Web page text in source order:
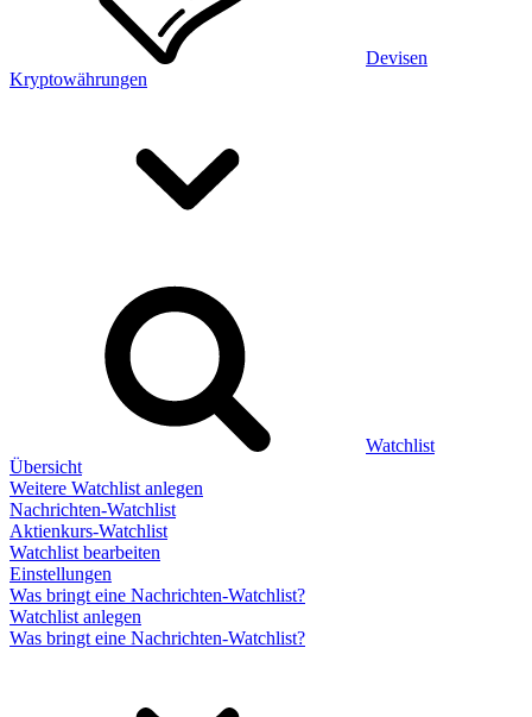
Devisen
Kryptowährungen
Watchlist
Übersicht
Weitere Watchlist anlegen
Nachrichten-Watchlist
Aktienkurs-Watchlist
Watchlist bearbeiten
Einstellungen
Was bringt eine Nachrichten-Watchlist?
Watchlist anlegen
Was bringt eine Nachrichten-Watchlist?